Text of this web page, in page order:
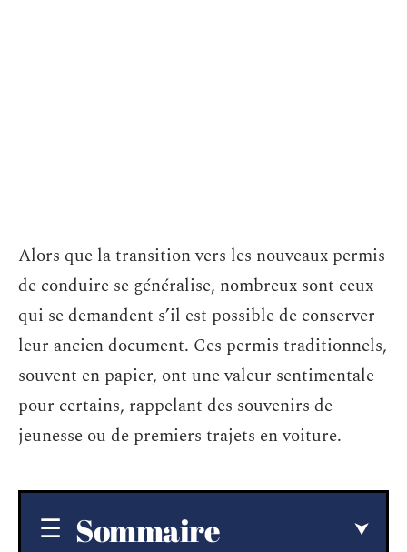
Alors que la transition vers les nouveaux permis
de conduire se généralise, nombreux sont ceux
qui se demandent s’il est possible de conserver
leur ancien document. Ces permis traditionnels,
souvent en papier, ont une valeur sentimentale
pour certains, rappelant des souvenirs de
jeunesse ou de premiers trajets en voiture.
Sommaire